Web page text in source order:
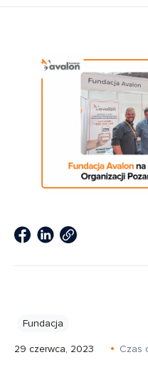
Fundacja
29 czerwca, 2023 Czas